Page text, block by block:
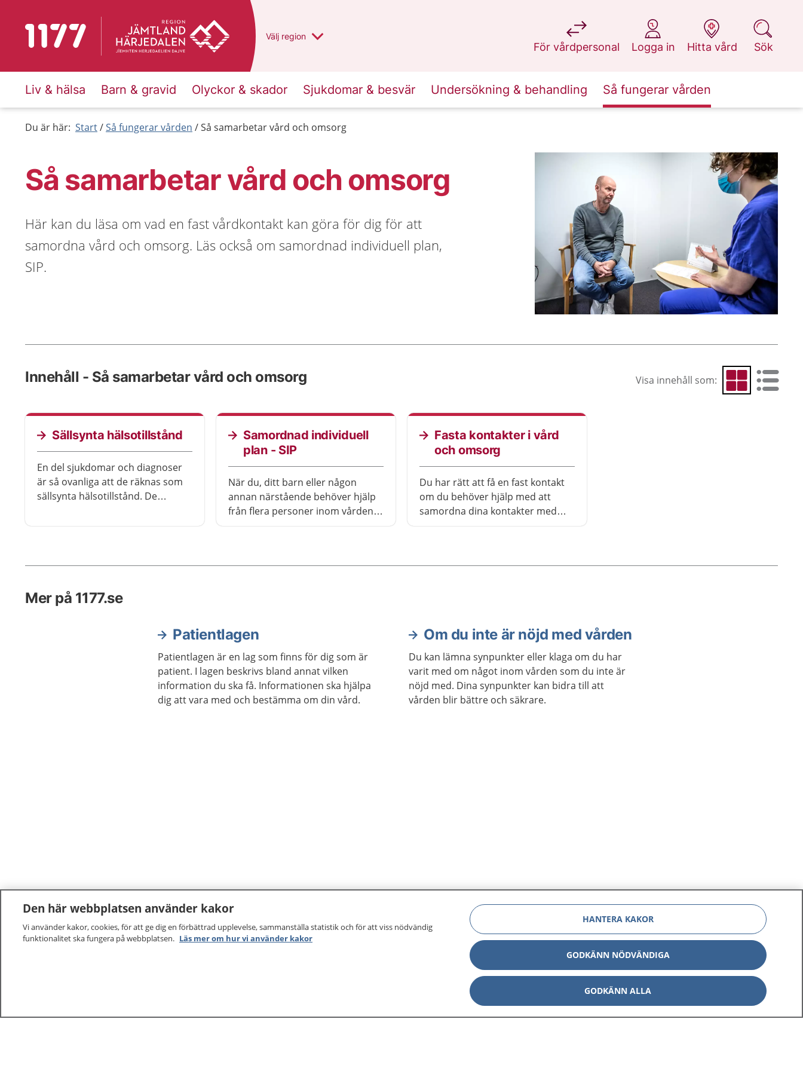
Till startsidan för 1177 Du har valt region
Välj en annan
region
För vårdpersonal
på 1177.se
Logga in
på 1177.se
Hitta vård
på 1177.se
Sök
på 1177.se
Liv & hälsa Barn & gravid Olyckor & skador Sjukdomar & besvär Undersökning & behandling Så fungerar vården
Du är här: Start Så fungerar vården Så samarbetar vård och omsorg
Så samarbetar vård och omsorg
Här kan du läsa om vad en fast vårdkontakt kan göra för dig för att
samordna vård och omsorg. Läs också om samordnad individuell plan,
SIP.
Innehåll - Så samarbetar vård och omsorg Visa innehåll som: Visa som rutnät
Visa som
Sällsynta hälsotillstånd
En del sjukdomar och diagnoser
är så ovanliga att de räknas som
sällsynta hälsotillstånd. De
sällsynt diagnos har rätt till den
dagliga liv.
Samordnad individuell
plan - SIP
När du, ditt barn eller någon
annan närstående behöver hjälp
från flera personer inom vården,
individuell plan. Ni får vara med
Fasta kontakter i vård
och omsorg
Du har rätt att få en fast kontakt
om du behöver hjälp med att
samordna dina kontakter med
hjälpa till på olika sätt. De ska
Mer på 1177.se
Patientlagen
Patientlagen är en lag som finns för dig som är
patient. I lagen beskrivs bland annat vilken
information du ska få. Informationen ska hjälpa
dig att vara med och bestämma om din vård.
Om du inte är nöjd med vården
Du kan lämna synpunkter eller klaga om du har
varit med om något inom vården som du inte är
nöjd med. Dina synpunkter kan bidra till att
vården blir bättre och säkrare.
Other languages
Om 1177
Kontakt
Den här webbplatsen använder kakor
Vi använder kakor, cookies, för att ge dig en förbättrad upplevelse, sammanställa statistik och för att viss nödvändig
funktionalitet ska fungera på webbplatsen. Läs mer om hur vi använder kakor
HANTERA KAKOR
GODKÄNN NÖDVÄNDIGA
GODKÄNN ALLA